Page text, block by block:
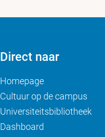
Direct naar
Homepage
Cultuur op de campus
Universiteitsbibliotheek
Dashboard